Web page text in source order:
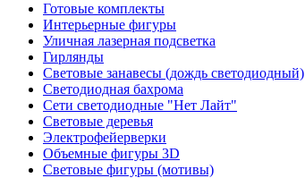
Готовые комплекты
Интерьерные фигуры
Уличная лазерная подсветка
Гирлянды
Световые занавесы (дождь светодиодный)
Светодиодная бахрома
Сети светодиодные "Нет Лайт"
Световые деревья
Электрофейерверки
Объемные фигуры 3D
Световые фигуры (мотивы)